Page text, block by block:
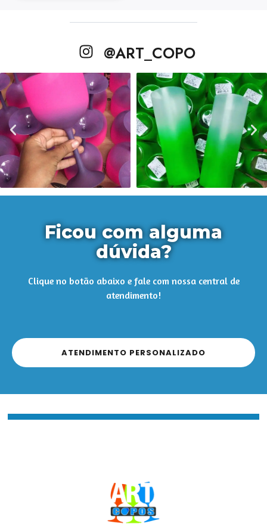
@ART_COPO
Ficou com alguma
dúvida?
Clique no botão abaixo e fale com nossa central de
atendimento!
ATENDIMENTO PERSONALIZADO